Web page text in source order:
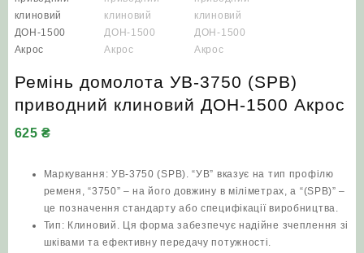
Ремінь домолота УВ-3750 (SPB)
приводний клиновий ДОН-1500 Акрос
625₴
Маркування: УВ-3750 (SPB). “УВ” вказує на тип профілю
ременя, “3750” – на його довжину в міліметрах, а “(SPB)” –
це позначення стандарту або специфікації виробництва.
Тип: Клиновий. Ця форма забезпечує надійне зчеплення зі
шківами та ефективну передачу потужності.